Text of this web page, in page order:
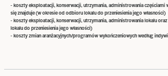
- koszty eksploatacji, konserwacji, utrzymania, administrowania
się znajduje (w okresie od odbioru lokalu do przeniesienia jego własności)
- koszty eksploatacji, konserwacji, utrzymania, administrowania lokalu
lokalu do przeniesienia jego własności)
- koszty zmian aranżacyjnych/programów wykończeniowych według